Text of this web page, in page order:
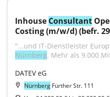
Inhouse Consultant
Costing (m/w/d) (befr.
Nürnberg. Mehr als 9.000
DATEV eG
Nürnberg Fürther Str. 111